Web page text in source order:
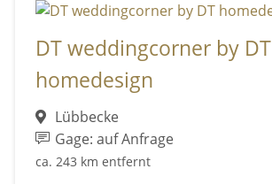
DT weddingcorner by DT
homedesign
Lübbecke
Gage: auf Anfrage
ca. 243 km entfernt